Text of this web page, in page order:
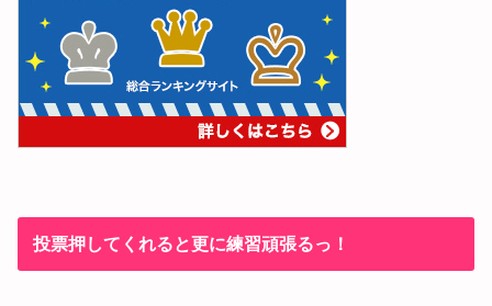
投票押してくれると更に練習頑張るっ！